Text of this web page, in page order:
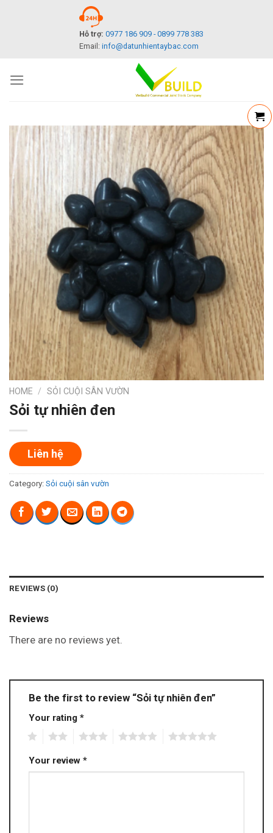
Hỗ trợ: 0977 186 909 - 0899 778 383
Email: info@datunhientaybac.com
HOME / SỎI CUỘI SÂN VƯỜN
Sỏi tự nhiên đen
Liên hệ
Category: Sỏi cuội sân vườn
REVIEWS (0)
Reviews
There are no reviews yet.
Be the first to review “Sỏi tự nhiên đen”
Your rating *
Your review *